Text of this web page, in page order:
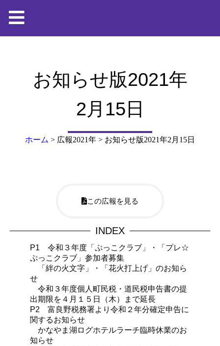
お知らせ版2021年
2月15日
ホーム > 広報2021年 > お知らせ版2021年2月15日
この広報を見る
INDEX
P1 令和３年度「ぷっこクラブ」・「プレ☆
ぷっこクラブ」参加者募集
「絆の火文字」・「花火打上げ」のお知ら
せ
令和３年度個人町民税・道民税申告書の提
出期限を４月１５日（木）まで延長
P2 富良野税務署より令和２年分確定申告に
関するお知らせ
かなやま湖ログホテルラーチ臨時休業のお
知らせ